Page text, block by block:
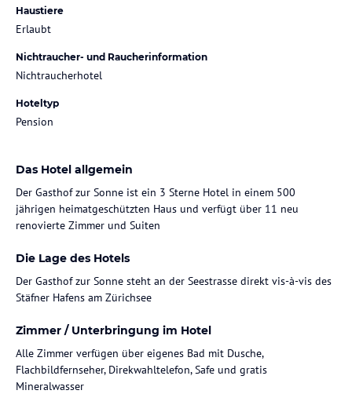
Haustiere
Erlaubt
Nichtraucher- und Raucherinformation
Nichtraucherhotel
Hoteltyp
Pension
Das Hotel allgemein
Der Gasthof zur Sonne ist ein 3 Sterne Hotel in einem 500
jährigen heimatgeschützten Haus und verfügt über 11 neu
renovierte Zimmer und Suiten
Die Lage des Hotels
Der Gasthof zur Sonne steht an der Seestrasse direkt vis-à-vis des
Stäfner Hafens am Zürichsee
Zimmer / Unterbringung im Hotel
Alle Zimmer verfügen über eigenes Bad mit Dusche,
Flachbildfernseher, Direkwahltelefon, Safe und gratis
Mineralwasser